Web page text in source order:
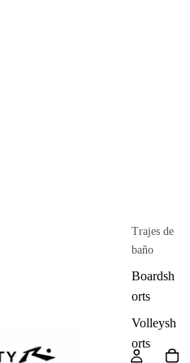
Trajes de
baño
Boardsh
orts
Volleysh
orts